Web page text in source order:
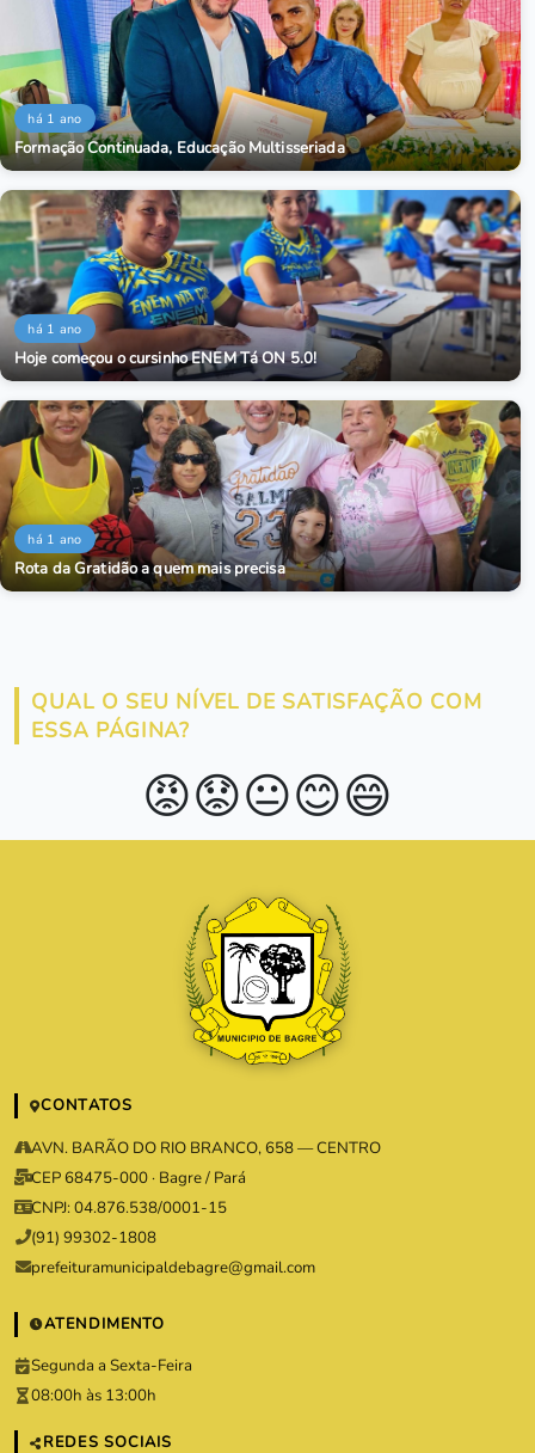
há 1 ano
Formação Continuada, Educação Multisseriada
há 1 ano
Hoje começou o cursinho ENEM Tá ON 5.0!
há 1 ano
Rota da Gratidão a quem mais precisa
QUAL O SEU NÍVEL DE SATISFAÇÃO COM
ESSA PÁGINA?
😡😟😐😊😄
CONTATOS
AVN. BARÃO DO RIO BRANCO, 658 — CENTRO
CEP 68475-000 · Bagre / Pará
CNPJ: 04.876.538/0001-15
(91) 99302-1808
prefeituramunicipaldebagre@gmail.com
ATENDIMENTO
Segunda a Sexta-Feira
08:00h às 13:00h
REDES SOCIAIS